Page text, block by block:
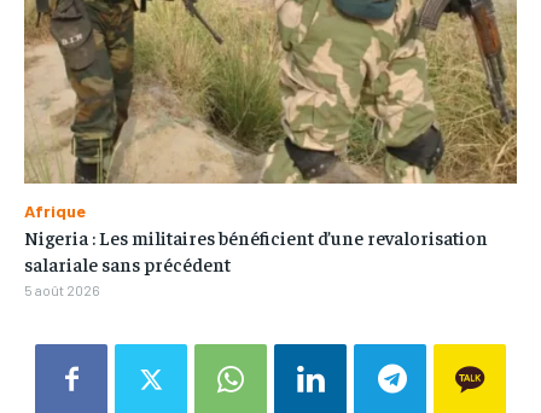
Afrique
Nigeria : Les militaires bénéficient d’une revalorisation
salariale sans précédent
5 août 2026